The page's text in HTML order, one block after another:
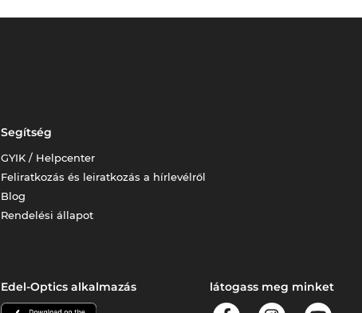
Segítség
GYIK / Helpcenter
Feliratkozás és leiratkozás a hírlevélről
Blog
Rendelési állapot
Edel-Optics alkalmazás látogass meg minket